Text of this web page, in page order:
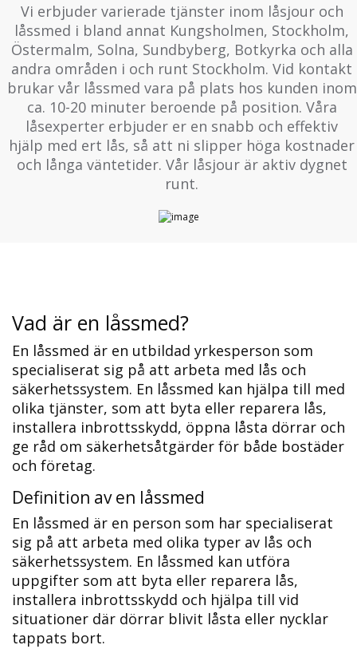
Vi erbjuder varierade tjänster inom låsjour och
låssmed i bland annat Kungsholmen, Stockholm,
Östermalm, Solna, Sundbyberg, Botkyrka och alla
andra områden i och runt Stockholm. Vid kontakt
brukar vår låssmed vara på plats hos kunden inom
ca. 10-20 minuter beroende på position. Våra
låsexperter erbjuder er en snabb och effektiv
hjälp med ert lås, så att ni slipper höga kostnader
och långa väntetider. Vår låsjour är aktiv dygnet
runt.
Vad är en låssmed?​
En låssmed är en utbildad yrkesperson som
specialiserat sig på att arbeta med lås och
säkerhetssystem.​ En låssmed kan hjälpa till med
olika tjänster, som att byta eller reparera lås,
installera inbrottsskydd, öppna låsta dörrar och
ge råd om säkerhetsåtgärder för både bostäder
och företag.
Definition av en låssmed
En låssmed är en person som har specialiserat
sig på att arbeta med olika typer av lås och
säkerhetssystem. En låssmed kan utföra
uppgifter som att byta eller reparera lås,
installera inbrottsskydd och hjälpa till vid
situationer där dörrar blivit låsta eller nycklar
tappats bort.​